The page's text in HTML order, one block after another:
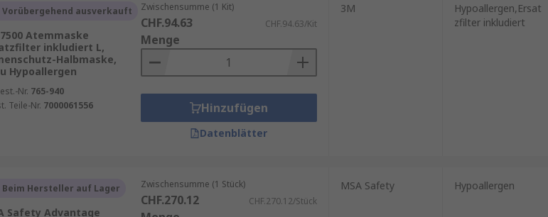
Vorübergehend ausverkauft
Atemmaske
inkludiert L,
Halbmaske,
Hypoallergen
Nr. 765-940
Teile-Nr. 7000061556
Zwischensumme (1 Kit)
CHF.94.63 CHF.94.63/Kit
Menge
Hinzufügen
Datenblätter
3M
Hypoallergen,Ersat
zfilter inkludiert
Beim Hersteller auf Lager
Safety Advantage
Zwischensumme (1 Stück)
CHF.270.12 CHF.270.12/Stück
MSA Safety Hypoallergen